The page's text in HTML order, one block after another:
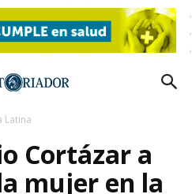
Latina
Cortázar a
mujer en la